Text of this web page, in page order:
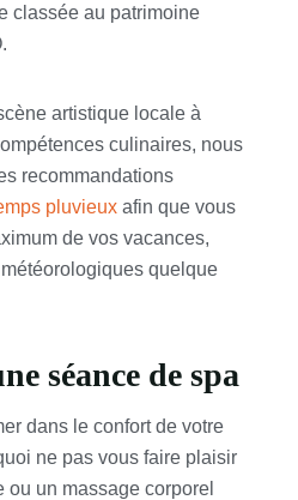
classée au patrimoine
artistique locale à
culinaires, nous
recommandations
pluvieux afin que vous
de vos vacances,
quelque
séance de spa
dans le confort de votre
ne pas vous faire plaisir
un massage corporel